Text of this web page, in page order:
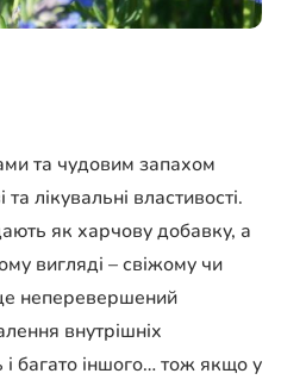
та чудовим запахом
лікувальні властивості.
як харчову добавку, а
вигляді – свіжому чи
неперевершений
внутрішніх
багато іншого… тож якщо у